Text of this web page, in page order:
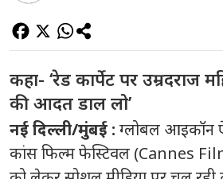
कहा- ‘रेड कार्पेट पर
की आदत डाल लो’
नई दिल्ली/मुंबई : ग्लोबल आइकॉन
कांस फिल्म फेस्टिवल (Cannes